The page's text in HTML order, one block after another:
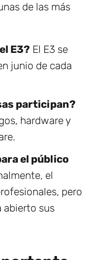
de las más
E3? El E3 se
junio de cada
participan?
hardware y
el público
el
pero
abierto sus